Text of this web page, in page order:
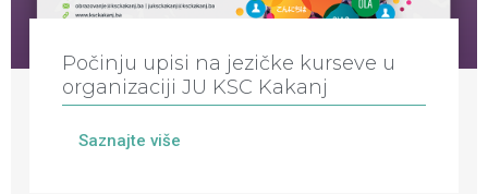
Počinju upisi na jezičke kurseve u
organizaciji JU KSC Kakanj
Saznajte više